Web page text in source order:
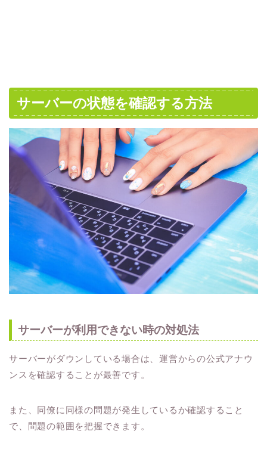
サーバーの状態を確認する方法
サーバーが利用できない時の対処法
サーバーがダウンしている場合は、運営からの公式アナウ
ンスを確認することが最善です。
また、同僚に同様の問題が発生しているか確認すること
で、問題の範囲を把握できます。